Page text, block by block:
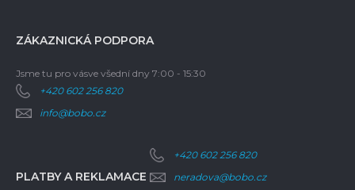
ZÁKAZNICKÁ PODPORA
Jsme tu pro vásve všední dny 7:00 - 15:30
+420 602 256 820
info@bobo.cz
PLATBY A REKLAMACE
+420 602 256 820
neradova@bobo.cz